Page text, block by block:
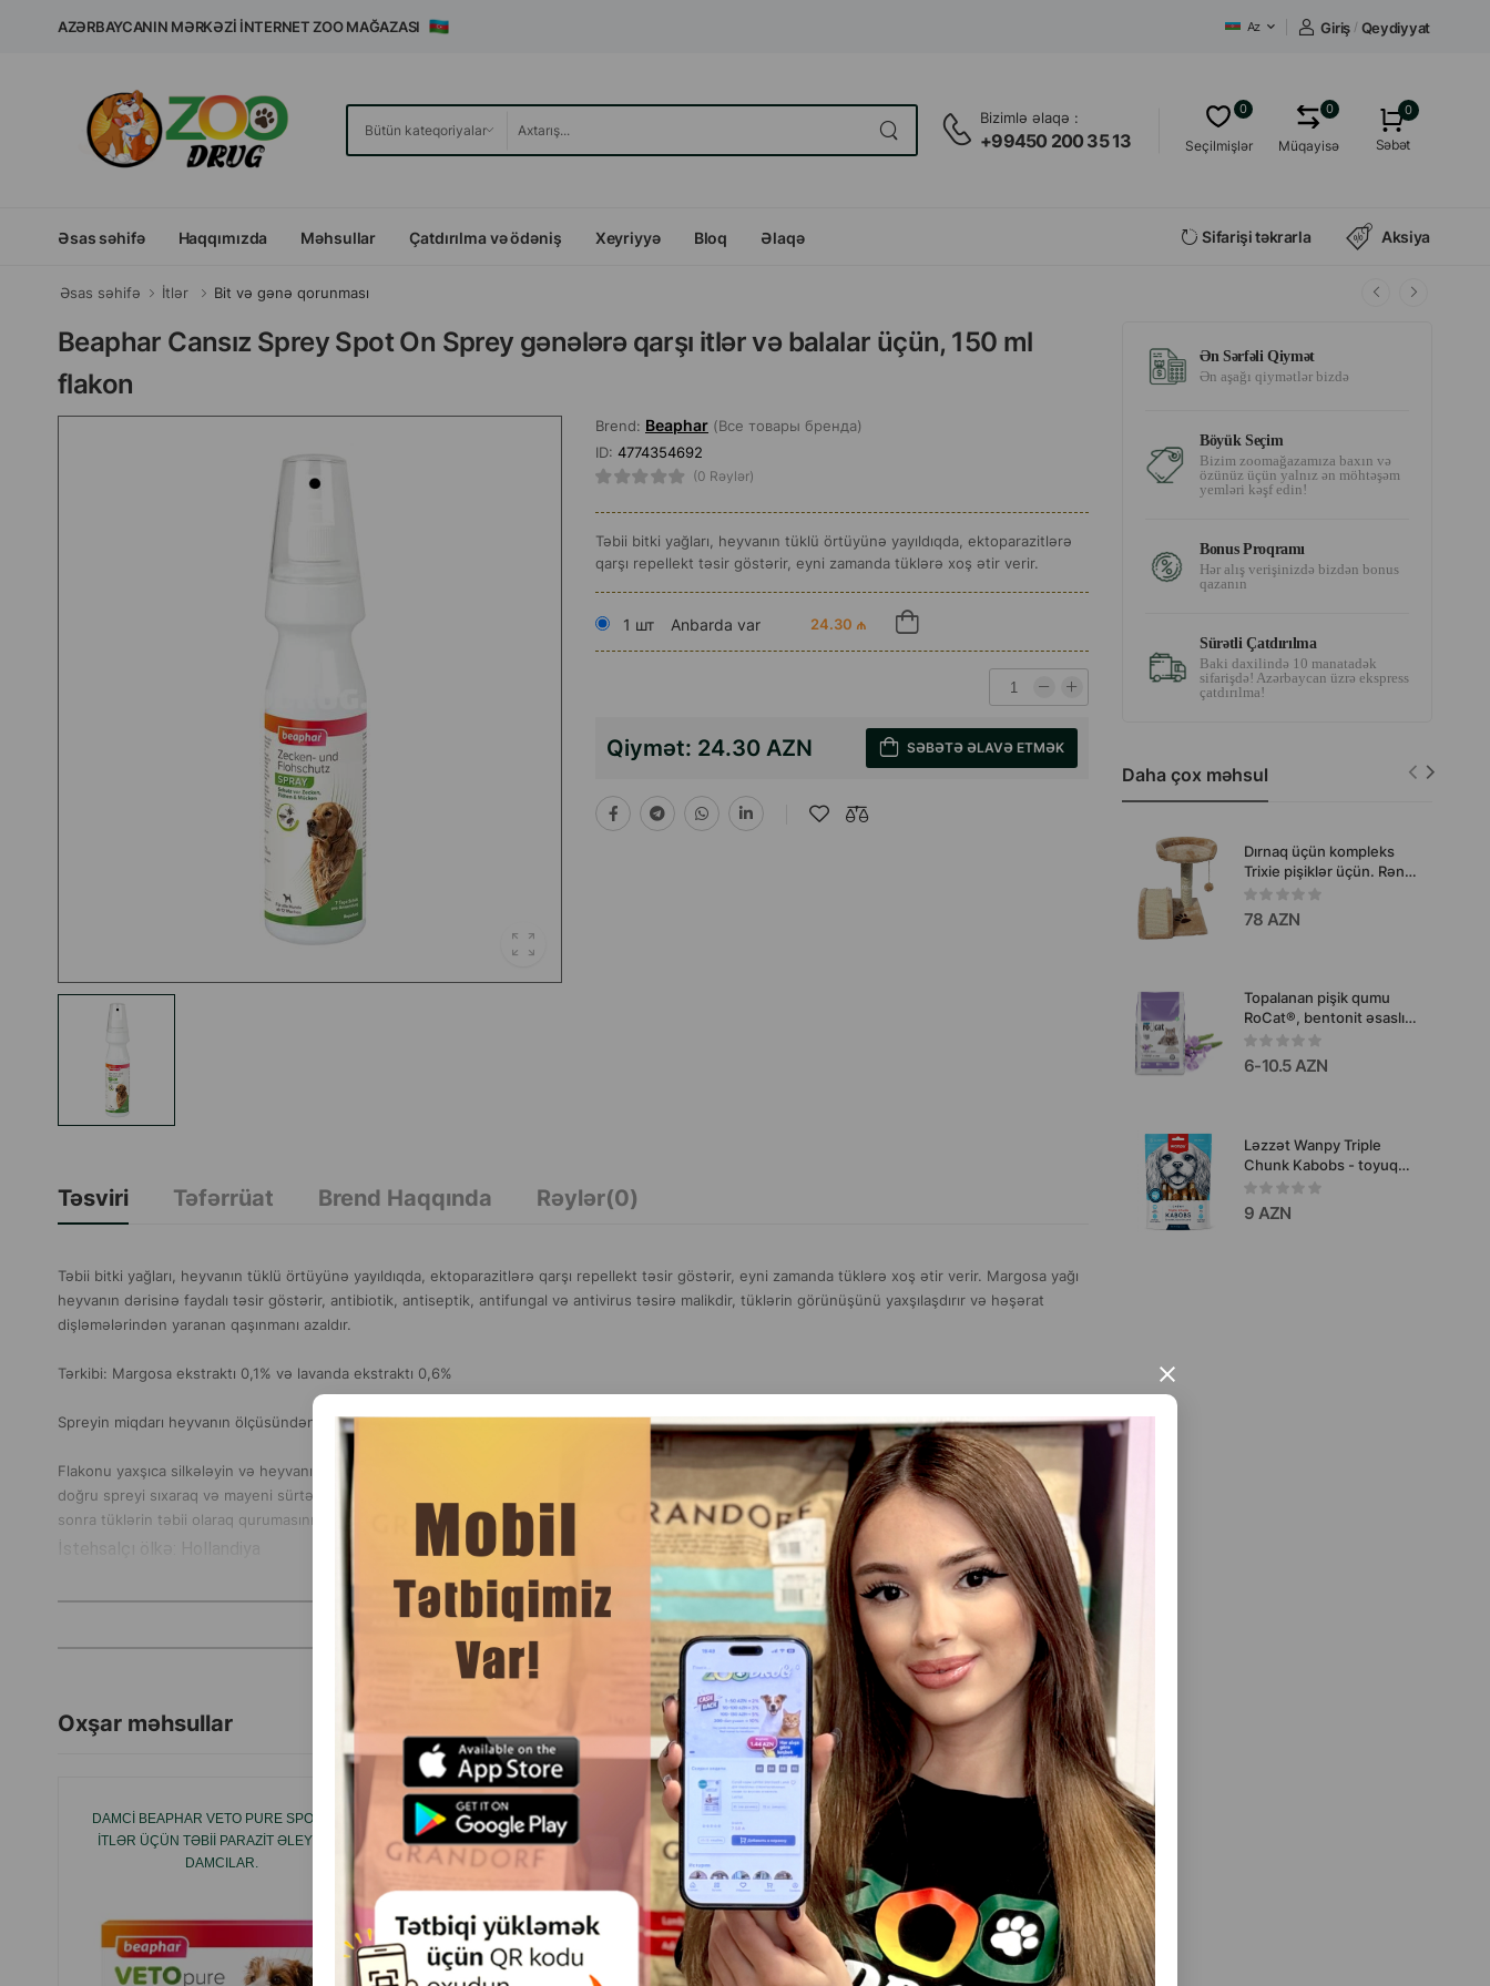
×
AZƏRBAYCANIN MƏRKƏZI İNTERNET ZOO MAĞAZASI Az Giriş / Qeydiyyat
Bizimlə əlaqə :
+99450 200 35 13 Seçilmişlər
0
Müqayisə
0 0
Səbət
Əsas səhifə Haqqımızda Məhsullar Çatdırılma və ödəniş Xeyriyyə Bloq Əlaqə Sifarişi təkrarla Aksiya
Əsas səhifə İtlər Bit və gənə qorunması
Beaphar Cansız Sprey Spot On Sprey gənələrə qarşı itlər və balalar üçün, 150 ml
flakon
Brend: Beaphar (Все товары бренда)
ID: 4774354692
(0 Rəylər)
Təbii bitki yağları, heyvanın tüklü örtüyünə yayıldıqda, ektoparazitlərə
qarşı repellekt təsir göstərir, eyni zamanda tüklərə xoş ətir verir.
1 шт Anbarda var 24.30 ₼
Qiymət: 24.30 AZN SƏBƏTƏ ƏLAVƏ ETMƏK
Təsviri Təfərrüat Brend Haqqında Rəylər(0)
Təbii bitki yağları, heyvanın tüklü örtüyünə yayıldıqda, ektoparazitlərə qarşı repellekt təsir göstərir, eyni zamanda tüklərə xoş ətir verir. Margosa yağı
heyvanın dərisinə faydalı təsir göstərir, antibiotik, antiseptik, antifungal və antivirus təsirə malikdir, tüklərin görünüşünü yaxşılaşdırır və həşərat
dişləmələrindən yaranan qaşınmanı azaldır.
Tərkibi: Margosa ekstraktı 0,1% və lavanda ekstraktı 0,6%
Spreyin miqdarı heyvanın ölçüsündən asılıdır. Repellekt təsiri 1-2 gündür.
Flakonu yaxşıca silkələyin və heyvanı (xüsusilə yanları, budların iç hissəsi, qarın, quyruq və qulaq uclarını) quyruqdan başa doğru, tüklərə qarşı tərəfə
doğru spreyi sıxaraq və mayeni sürtərək işləyin. Spreyi heyvanın gözlərinə, burununa, qulaqlarına, ağzına və cinsi orqanlarına yönəltməyin. İşlədikdən
sonra tüklərin təbii olaraq qurumasını gözləyin (səriləcə və ya fen istifadə etməyin) və darayın. İstifadə müddətinə məhdudiyyət yoxdur.
DAHA ÇOX OXU
Oxşar məhsullar Hamısını Gör
DAMCI BEAPHAR VETO PURE SPOT ON -
ITLƏR ÜÇÜN TƏBII PARAZIT ƏLEYHINƏ
DAMCILAR.
İTLƏR ÜÇÜN BEAPHAR BIO BAND PIRE VƏ
GƏNƏLƏRƏ QARŞI YAXALIQ. RƏNG: YAŞIL.
UZUNLUQ: 65 SM.
BEAPHAR VETO PURE PIŞIK VƏ ITLƏR
ÜÇÜN BIRƏ GƏNƏ VƏ DIGƏR
PARAZITLƏRƏ QARŞI ŞAMPUN
TRIXIE UNGEZIEFERHALSBAND, 60 SM -
ITLƏR ÜÇÜN BIRƏ VƏ GƏNƏLƏRƏ QARŞI
Ən Sərfəli Qiymət
Ən aşağı qiymətlər bizdə
Böyük Seçim
Bizim zoomağazamıza baxın və
özünüz üçün yalnız ən möhtəşəm
yemləri kəşf edin!
Bonus Proqramı
Hər alış verişinizdə bizdən bonus
qazanın
Sürətli Çatdırılma
Baki daxilində 10 manatadək
sifarişdə! Azərbaycan üzrə ekspress
çatdırılma!
Daha çox məhsul
Dırnaq üçün kompleks
Trixie pişiklər üçün. Rəng:
Bej. Hündürlük: 44 sm.
78 AZN
Topalanan pişik qumu
RoCat®, bentonit əsaslı,
lavanda ətri ilə
6-10.5 AZN
Ləzzət Wanpy Triple
Chunk Kabobs - toyuq
ördək və quzu əti ilə
bütün cins itlər üçün
çeynənən ətli qəlyanaltı
9 AZN